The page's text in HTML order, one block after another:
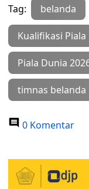
Tag: belanda
Kualifikasi
Piala Dunia
timnas belanda
0 Komentar